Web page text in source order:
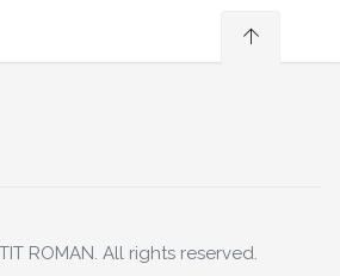
ROMAN. All rights reserved.